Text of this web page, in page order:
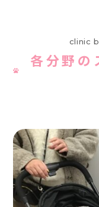
clinic
各分野の